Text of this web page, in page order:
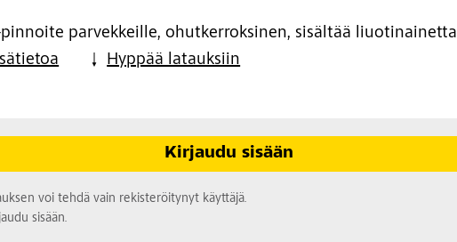
pinnoite parvekkeille, ohutkerroksinen, sisältää liuotinainetta
Hyppää latauksiin
Kirjaudu sisään
voi tehdä vain rekisteröitynyt käyttäjä.
sisään.